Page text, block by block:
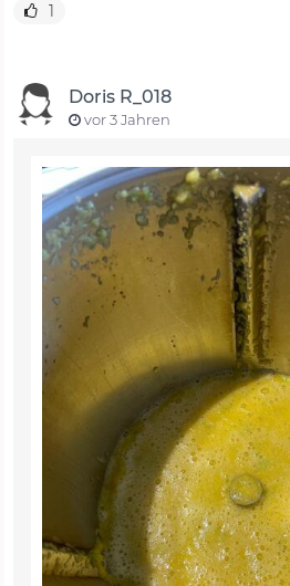
1
Doris R_018
vor 3 Jahren